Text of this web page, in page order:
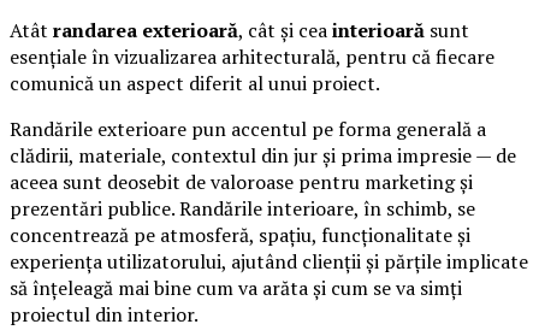
Atât randarea exterioară, cât și ceainterioară sunt
esențiale în vizualizarea arhitecturală, pentru că fiecare
comunică un aspect diferit al unui proiect.
Randările exterioare pun accentul pe forma generală a
clădirii, materiale, contextul din jur și prima impresie — de
aceea sunt deosebit de valoroase pentru marketing și
prezentări publice. Randările interioare, în schimb, se
concentrează pe atmosferă, spațiu, funcționalitate și
experiența utilizatorului, ajutând clienții și părțile implicate
să înțeleagă mai bine cum va arăta și cum se va simți
proiectul din interior.